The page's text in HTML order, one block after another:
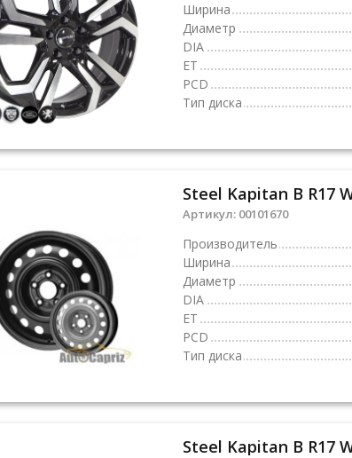
Ширина
Диаметр
DIA
ET
PCD
Тип диска
Steel Kapitan B R17
Артикул: 00101670
Производитель
Ширина
Диаметр
DIA
ET
PCD
Тип диска
Steel Kapitan B R17